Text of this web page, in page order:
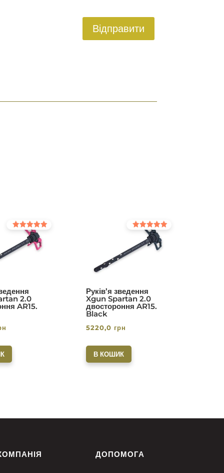
Відправити
2.0
AR15.
Оцінено в
з 5
Руків’я зведення
Xgun Spartan 2.0
двостороння AR15.
Black
Оцінено в
з 5
5220,0 грн
В КОШИК
ДОПОМОГА